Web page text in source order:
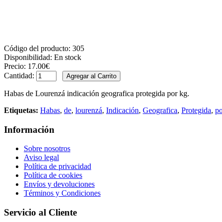
Código del producto: 305
Disponibilidad: En stock
Precio: 17.00€
Cantidad:
Habas de Lourenzá indicación geografica protegida por kg.
Etiquetas: Habas, de, lourenzá, Indicación, Geografica, Protegida,
Información
Sobre nosotros
Aviso legal
Política de privacidad
Política de cookies
Envíos y devoluciones
Términos y Condiciones
Servicio al Cliente